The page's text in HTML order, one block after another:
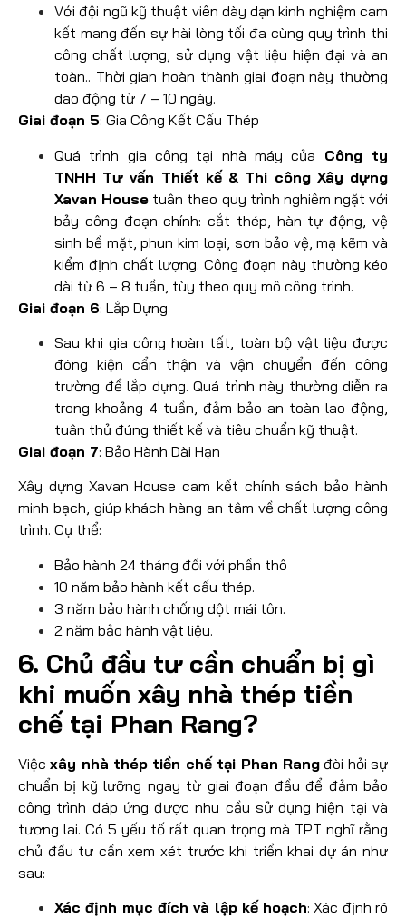
Với đội ngũ kỹ thuật viên dày dạn kinh nghiệm cam
kết mang đến sự hài lòng tối đa cùng quy trình thi
công chất lượng, sử dụng vật liệu hiện đại và an
toàn.. Thời gian hoàn thành giai đoạn này thường
dao động từ 7 – 10 ngày.
Giai đoạn 5: Gia Công Kết Cấu Thép
Quá trình gia công tại nhà máy của Công ty
TNHH Tư vấn Thiết kế & Thi công Xây dựng
Xavan House tuân theo quy trình nghiêm ngặt với
bảy công đoạn chính: cắt thép, hàn tự động, vệ
sinh bề mặt, phun kim loại, sơn bảo vệ, mạ kẽm và
kiểm định chất lượng. Công đoạn này thường kéo
dài từ 6 – 8 tuần, tùy theo quy mô công trình.
Giai đoạn 6: Lắp Dựng
Sau khi gia công hoàn tất, toàn bộ vật liệu được
đóng kiện cẩn thận và vận chuyển đến công
trường để lắp dựng. Quá trình này thường diễn ra
trong khoảng 4 tuần, đảm bảo an toàn lao động,
tuân thủ đúng thiết kế và tiêu chuẩn kỹ thuật.
Giai đoạn 7: Bảo Hành Dài Hạn
Xây dựng Xavan House cam kết chính sách bảo hành
minh bạch, giúp khách hàng an tâm về chất lượng công
trình. Cụ thể:
Bảo hành 24 tháng đối với phần thô
10 năm bảo hành kết cấu thép.
3 năm bảo hành chống dột mái tôn.
2 năm bảo hành vật liệu.
6. Chủ đầu tư cần chuẩn bị gì
khi muốn xây nhà thép tiền
chế tại Phan Rang?
Việcxây nhà thép tiền chế tại Phan Rangđòi hỏi sự
chuẩn bị kỹ lưỡng ngay từ giai đoạn đầu để đảm bảo
công trình đáp ứng được nhu cầu sử dụng hiện tại và
tương lai. Có 5 yếu tố rất quan trọng mà TPT nghĩ rằng
chủ đầu tư cần xem xét trước khi triển khai dự án như
sau:
Xác định mục đích và lập kế hoạch: Xác định rõ